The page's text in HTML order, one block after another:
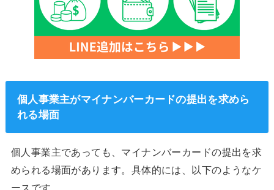
個人事業主がマイナンバーカードの提出を求めら
れる場面
個人事業主であっても、マイナンバーカードの提出を求
められる場面があります。具体的には、以下のようなケ
ースです。